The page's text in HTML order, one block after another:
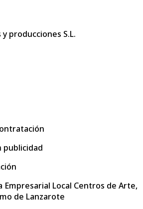
producciones S.L.
publicidad
Empresarial Local Centros de Arte,
de Lanzarote